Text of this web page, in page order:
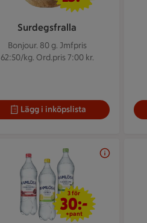
Surdegsfralla
Bonjour. 80 g. Jmfpris
62:50/kg. Ord.pris 7:00 kr.
Lägg i inköpslista
3 för 30 kr
3 för
30:-
+pant